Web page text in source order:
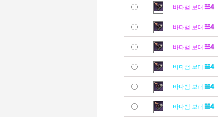
바다뱀 보패
바다뱀 보패
바다뱀 보패
바다뱀 보패
바다뱀 보패
바다뱀 보패